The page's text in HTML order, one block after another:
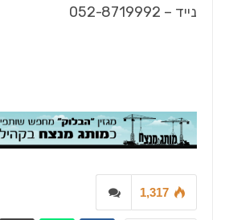
נייד – 052-8719992
1,317